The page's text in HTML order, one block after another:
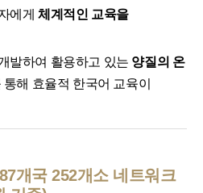
에게체계적인 교육을
발하여 활용하고 있는 양질의 온
통해 효율적 한국어 교육이
87개국 252개소 네트워크